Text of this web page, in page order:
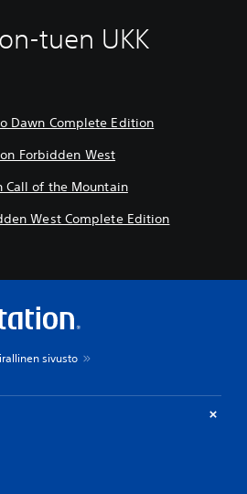
tuen UKK
Dawn Complete Edition
Forbidden West
Call of the Mountain
West Complete Edition
sivusto